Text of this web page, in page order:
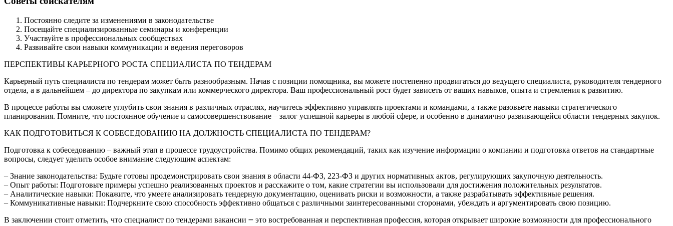
Постоянно следите за изменениями в законодательстве
Посещайте специализированные семинары и конференции
Участвуйте в профессиональных сообществах
Развивайте свои навыки коммуникации и ведения переговоров
ПЕРСПЕКТИВЫ КАРЬЕРНОГО РОСТА СПЕЦИАЛИСТА ПО ТЕНДЕРАМ
Карьерный путь специалиста по тендерам может быть разнообразным. Начав с позиции помощника, вы можете постепенно продвигаться до ведущего специалиста, руководителя тендерного
отдела, а в дальнейшем – до директора по закупкам или коммерческого директора. Ваш профессиональный рост будет зависеть от ваших навыков, опыта и стремления к развитию.
В процессе работы вы сможете углубить свои знания в различных отраслях, научитесь эффективно управлять проектами и командами, а также разовьете навыки стратегического
планирования. Помните, что постоянное обучение и самосовершенствование – залог успешной карьеры в любой сфере, и особенно в динамично развивающейся области тендерных закупок.
КАК ПОДГОТОВИТЬСЯ К СОБЕСЕДОВАНИЮ НА ДОЛЖНОСТЬ СПЕЦИАЛИСТА ПО ТЕНДЕРАМ?
Подготовка к собеседованию – важный этап в процессе трудоустройства. Помимо общих рекомендаций, таких как изучение информации о компании и подготовка ответов на стандартные
вопросы, следует уделить особое внимание следующим аспектам:
– Знание законодательства: Будьте готовы продемонстрировать свои знания в области 44-ФЗ, 223-ФЗ и других нормативных актов, регулирующих закупочную деятельность.
– Опыт работы: Подготовьте примеры успешно реализованных проектов и расскажите о том, какие стратегии вы использовали для достижения положительных результатов.
– Аналитические навыки: Покажите, что умеете анализировать тендерную документацию, оценивать риски и возможности, а также разрабатывать эффективные решения.
– Коммуникативные навыки: Подчеркните свою способность эффективно общаться с различными заинтересованными сторонами, убеждать и аргументировать свою позицию.
В заключении стоит отметить, что специалист по тендерами вакансии ౼ это востребованная и перспективная профессия, которая открывает широкие возможности для профессионального